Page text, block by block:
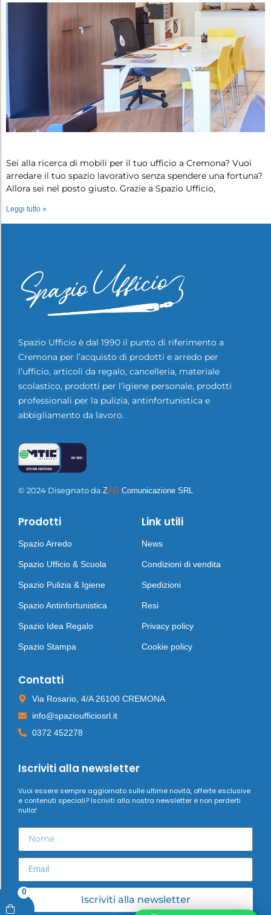
0
Sei alla ricerca di mobili per il tuo ufficio a Cremona? Vuoi
arredare il tuo spazio lavorativo senza spendere una fortuna?
Allora sei nel posto giusto. Grazie a Spazio Ufficio,
Leggi tutto »
Spazio Ufficio è dal 1990 il punto di riferimento a
Cremona per l’acquisto di prodotti e arredo per
l’ufficio, articoli da regalo, cancelleria, materiale
scolastico, prodotti per l’igiene personale, prodotti
professionali per la pulizia, antinfortunistica e
abbigliamento da lavoro.
© 2024 Disegnato da ZAG Comunicazione SRL
Prodotti
Spazio Arredo
Spazio Ufficio & Scuola
Spazio Pulizia & Igiene
Spazio Antinfortunistica
Spazio Idea Regalo
Spazio Stampa
Link utili
News
Condizioni di vendita
Spedizioni
Resi
Privacy policy
Cookie policy
Contatti
Via Rosario, 4/A 26100 CREMONA
info@spazioufficiosrl.it
0372 452278
Iscriviti alla newsletter
Vuoi essere sempre aggiornato sulle ultime novità, offerte esclusive
e contenuti speciali? Iscriviti alla nostra newsletter e non perderti
nulla!
Iscriviti alla newsletter